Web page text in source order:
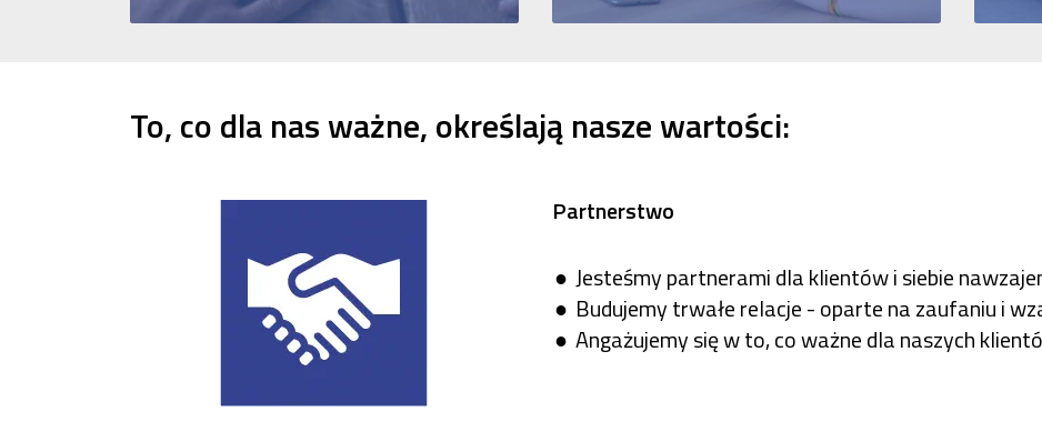
To, co dla nas ważne, określają nasze wartości:
Partnerstwo
Jesteśmy partnerami dla klientów i siebie
Budujemy trwałe relacje - oparte na zaufaniu i
Angażujemy się w to, co ważne dla naszych